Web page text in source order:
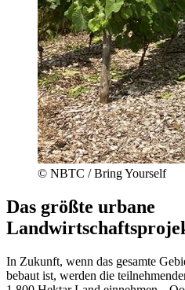
© NBTC / Bring Yourself
Das größte urbane
In Zukunft, wenn das gesamte
bebaut ist, werden die